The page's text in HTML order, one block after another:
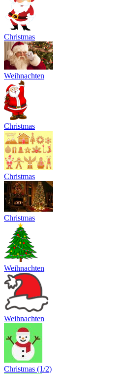
Christmas
Weihnachten
Christmas
Christmas
Christmas
Weihnachten
Weihnachten
Christmas (1/2)